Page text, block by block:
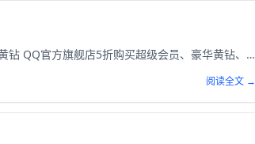
本次为大家分享的是5折！半价开通QQ超级会员豪华黄钻 QQ官方旗舰店5折购买超级会员、豪华黄钻、可以领券多次充值多次，能帮朋友代充； 最近想续费或者一直想找优惠活动开的的可以上一手，全部秒到，腾讯官方旗舰店超稳； 平时办公需要漫游聊天记录的或者喜欢装扮QQ都可以开一手，活动3月8日结束！ ...
阅读全文 →